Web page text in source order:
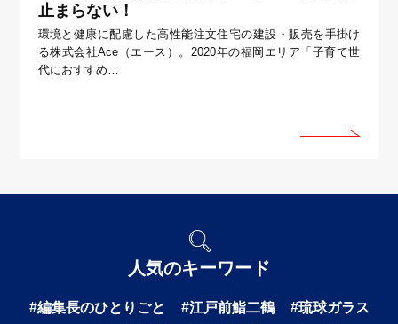
止まらない！
環境と健康に配慮した高性能注文住宅の建設・販売を手掛け
る株式会社Ace（エース）。2020年の福岡エリア「子育て世
代におすすめ…
人気のキーワード
#編集長のひとりごと #江戸前鮨二鶴
#琉球ガラス